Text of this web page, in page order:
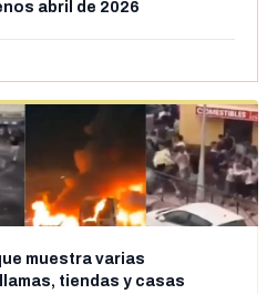
abril de 2026
muestra varias
tiendas y casas